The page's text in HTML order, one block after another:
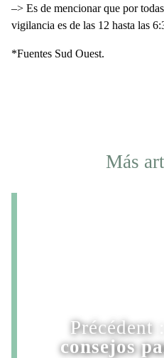
–> Es de mencionar que por
vigilancia es de las 12 hasta las
*Fuentes Sud Ouest.
Más
Précédent
consejos